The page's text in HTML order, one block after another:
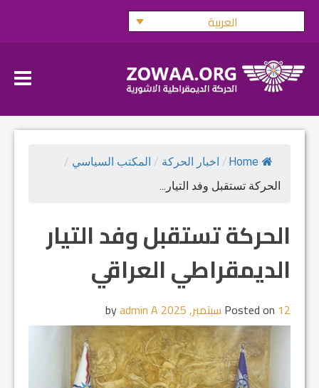
Skip
العربية
Home
/ اخبار الحركة / المكتب السياسي /
الحركة تستقبل وفد التيار...
الحركة تستقبل وفد التيار
الديمقراطي العراقي
Posted on 12 سبتمبر, 2025 admin A